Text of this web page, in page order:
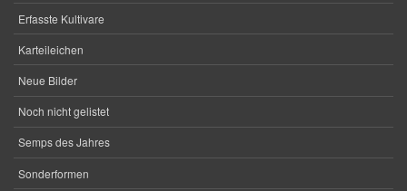
Erfasste Kultivare
Karteileichen
Neue Bilder
Noch nicht gelistet
Semps des Jahres
Sonderformen